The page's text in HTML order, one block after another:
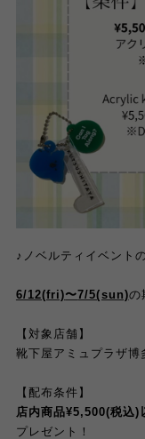
♪ ノベルティイベント
6/12(fri)〜7/5(sun)の
【対象店舗】
靴下屋アミュプラザ
【配布条件】
店内商品¥5,500(税込)
プレゼント！